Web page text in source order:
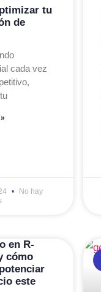
tu
de
cada vez
No hay
en R-
cómo
este